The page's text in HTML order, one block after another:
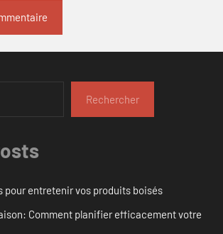
Rechercher
pour entretenir vos produits boisés
Comment planifier efficacement votre